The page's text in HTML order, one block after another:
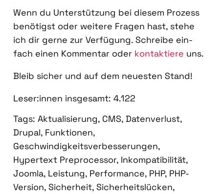
Wenn du Unter­stüt­zung bei die­sem Pro­zess
benö­tigst oder wei­te­re Fra­gen hast, ste­he
ich dir ger­ne zur Ver­fü­gung. Schrei­be ein­
fach einen Kom­men­tar oder kon­tak­tie­re uns.
Bleib sicher und auf dem neu­es­ten Stand!
Leser:innen ins­ge­samt: 4.122
Tags: Aktualisierung, CMS, Datenverlust,
Drupal, Funktionen,
Geschwindigkeitsverbesserungen,
Hypertext Preprocessor, Inkompatibilität,
Joomla, Leistung, Performance, PHP, PHP-
Version, Sicherheit, Sicherheitslücken,